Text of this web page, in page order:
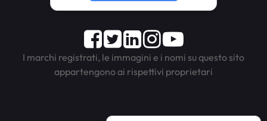
Facebook
TwitterLinkedInInstagram
Youtube
I marchi registrati, le immagini e i nomi su questo sito
appartengono ai rispettivi proprietari